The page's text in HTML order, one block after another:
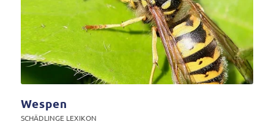
Wespen
SCHÄD­LINGE LEXIKON